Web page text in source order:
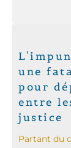
une
pour
entre
justice
Partant du